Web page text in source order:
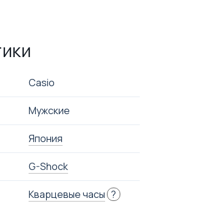
Casio
Мужские
Япония
G-Shock
Кварцевые часы ?